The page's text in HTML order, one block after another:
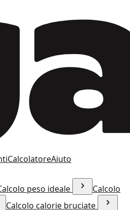
CalcolatoreAiuto
peso ideale
Calcolo
Calcolo calorie bruciate